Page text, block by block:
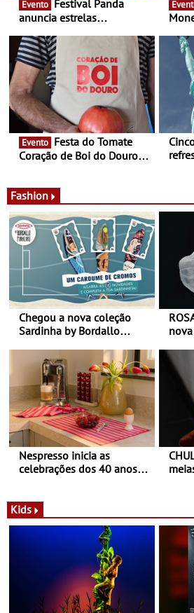
Evento
anuncia estrelas
- Entre Junho e Julho pelo
país
ao
Evento
Coração de Boi do Douro -
Fashion
Chegou a nova coleção
Sardinha by Bordallo
Nespresso inicia as
celebrações dos 40 anos
Novas - Edição limitada
Nespresso x Torres Novas
Kids